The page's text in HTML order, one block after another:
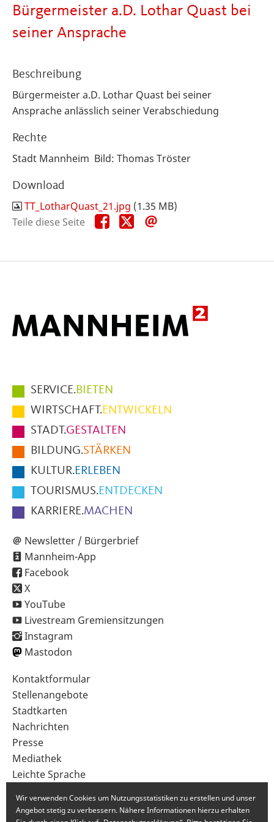
Bürgermeister a.D. Lothar Quast bei
seiner Ansprache
Beschreibung
Bürgermeister a.D. Lothar Quast bei seiner
Ansprache anlässlich seiner Verabschiedung
Rechte
Stadt Mannheim Bild: Thomas Tröster
Download
TT_LotharQuast_21.jpg (1.35 MB)
Teile diese Seite
Teile
diese
Teile
diese
Hauptmenüpunkte
im
Fußbereich
der
Seite
SERVICE.BIETEN
WIRTSCHAFT.ENTWICKELN
STADT.GESTALTEN
BILDUNG.STÄRKEN
KULTUR.ERLEBEN
TOURISMUS.ENTDECKEN
KARRIERE.MACHEN
Newsletter / Bürgerbrief
Mannheim-App
Facebook
X
YouTube
Livestream Gremiensitzungen
Instagram
Mastodon
Sekundärnavigation
im
Fußbereich
Kontaktformular
Stellenangebote
Stadtkarten
Nachrichten
Presse
Mediathek
Leichte Sprache
Wir verwenden Cookies um Nutzungsstatistiken zu erstellen und unser
Angebot stetig zu verbessern. Nähere Informationen hierzu erhalten